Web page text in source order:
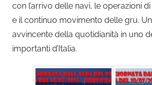
con l’arrivo delle navi, le operazioni
e il continuo movimento delle gru.
avvincente della quotidianità in uno
importanti d’Italia.